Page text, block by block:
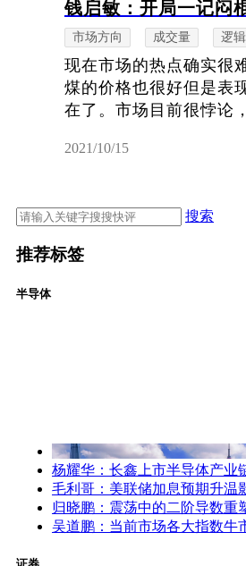
钱启敏：开局一记闷
市场方向 成交量 逻
现在市场的热点确实很
煤的价格也很好但是表
在了。市场目前很悖论
2021/10/15
搜索
推荐标签
半导体
杨耀华：长鑫上市半导体产业
毛利哥：美联储加息预期升温
归晓鹏：震荡中的二阶导数重
吴道鹏：当前市场各大指数牛